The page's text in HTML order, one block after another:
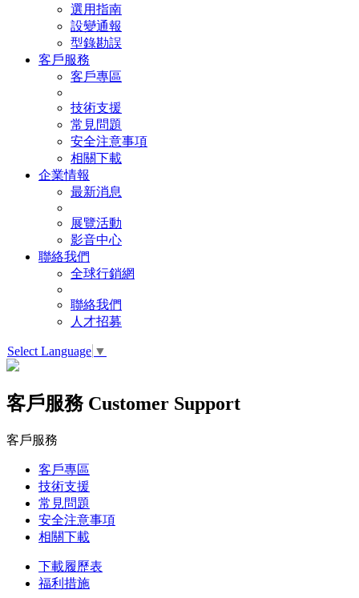
選用指南
設變通報
型錄勘誤
客戶服務
客戶專區
技術支援
常見問題
安全注意事項
相關下載
企業情報
最新消息
展覽活動
影音中心
聯絡我們
全球行銷網
聯絡我們
人才招募
Select Language ▼
客戶服務 Customer Support
客戶服務
客戶專區
技術支援
常見問題
安全注意事項
相關下載
下載履歷表
福利措施